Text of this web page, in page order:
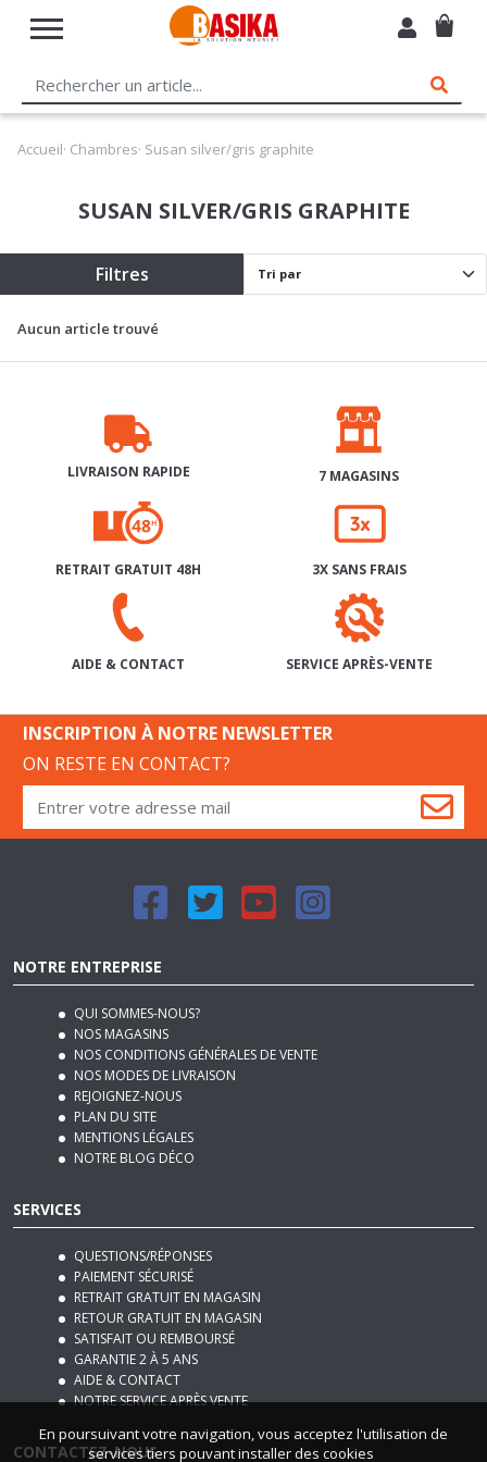
Accueil· Chambres· Susan silver/gris graphite
SUSAN SILVER/GRIS GRAPHITE
Filtres
Aucun article trouvé
LIVRAISON RAPIDE 7 MAGASINS
RETRAIT GRATUIT 48H 3X SANS FRAIS
AIDE & CONTACT SERVICE APRÈS-VENTE
INSCRIPTION À NOTRE NEWSLETTER
ON RESTE EN CONTACT?
NOTRE ENTREPRISE
QUI SOMMES-NOUS?
NOS MAGASINS
NOS CONDITIONS GÉNÉRALES DE VENTE
NOS MODES DE LIVRAISON
REJOIGNEZ-NOUS
PLAN DU SITE
MENTIONS LÉGALES
NOTRE BLOG DÉCO
SERVICES
QUESTIONS/RÉPONSES
PAIEMENT SÉCURISÉ
RETRAIT GRATUIT EN MAGASIN
RETOUR GRATUIT EN MAGASIN
SATISFAIT OU REMBOURSÉ
GARANTIE 2 À 5 ANS
AIDE & CONTACT
NOTRE SERVICE APRÈS VENTE
CONTACTEZ-NOUS
En poursuivant votre navigation, vous acceptez l'utilisation de
services tiers pouvant installer des cookies